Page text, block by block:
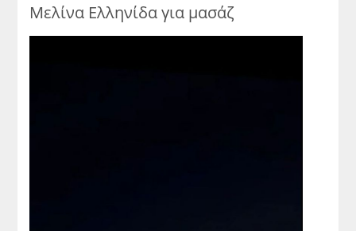
Μελίνα Ελληνίδα για μασάζ